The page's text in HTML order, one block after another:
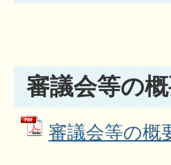
審議会等の
審議会等の概